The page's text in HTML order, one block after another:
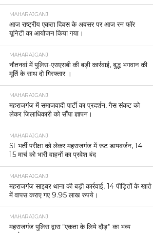
MAHARAJGANJ
आज राष्ट्रीय एकता दिवस के अवसर पर आज रन फॉर
यूनिटी का आयोजन किया गया।
MAHARAJGANJ
नौतनवां में पुलिस-एसएसबी की बड़ी कार्रवाई, बुद्ध भगवान की
मूर्ति के साथ दो गिरफ्तार ।
MAHARAJGANJ
महराजगंज में समाजवादी पार्टी का प्रदर्शन, गैस संकट को
लेकर जिलाधिकारी को सौंपा ज्ञापन।
MAHARAJGANJ
SI भर्ती परीक्षा को लेकर महराजगंज में रूट डायवर्जन, 14–
15 मार्च को भारी वाहनों का प्रवेश बंद
MAHARAJGANJ
महराजगंज साइबर थाना की बड़ी कार्रवाई, 14 पीड़ितों के खाते
में वापस कराए गए 9.95 लाख रुपये।
MAHARAJGANJ
महराजगंज पुलिस द्वारा “एकता के लिये दौड़” का भव्य